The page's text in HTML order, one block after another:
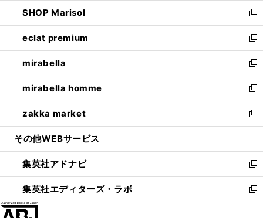
く
で
開
く
ド
ウ
で
開
く
ィ
ン
ド
ウ
で
開
く
し
い
ウ
ィ
ン
ド
ウ
で
開
く
SHOP Marisol
新
し
い
ウ
ィ
ン
ド
ウ
で
開
eclat premium
新
し
い
ウ
ィ
ン
ド
ウ
開
く
mirabella
新
し
い
ウ
ィ
ン
ウ
で
開
く
mirabella homme
新
し
い
ウ
ン
ド
ウ
で
zakka market
新
し
ウ
ィ
ン
ド
その他WEBサービス
集英社アドナビ
新
し
い
集英社エディターズ・ラボ
新